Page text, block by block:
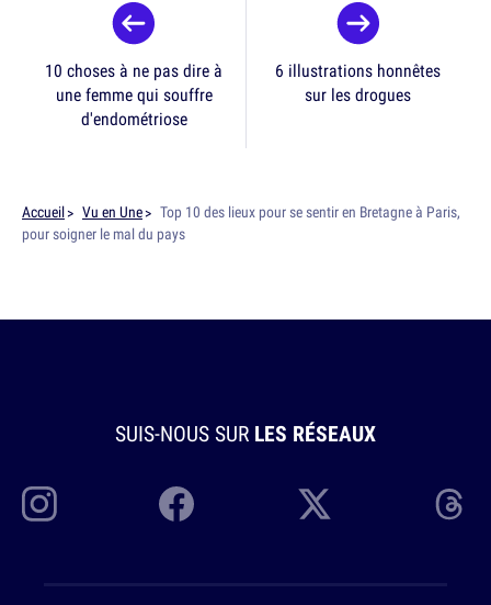
10 choses à ne pas dire à
une femme qui souffre
d'endométriose
6 illustrations honnêtes
sur les drogues
Accueil Vu en Une
Top 10 des lieux pour se sentir en Bretagne à Paris,
pour soigner le mal du pays
SUIS-NOUS SUR LES RÉSEAUX